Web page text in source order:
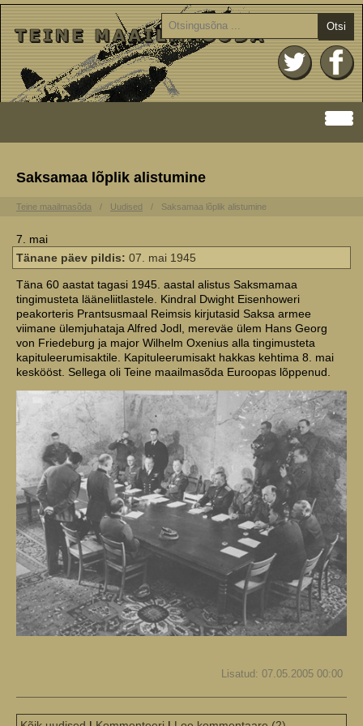
Otsi
Saksamaa lõplik alistumine
Teine maailmasõda Uudised Saksamaa lõplik alistumine
7. mai
Tänane päev pildis: 07. mai 1945
Täna 60 aastat tagasi 1945. aastal alistus Saksmamaa
tingimusteta lääneliitlastele. Kindral Dwight Eisenhoweri
peakorteris Prantsusmaal Reimsis kirjutasid Saksa armee
viimane ülemjuhataja Alfred Jodl, mereväe ülem Hans Georg
von Friedeburg ja major Wilhelm Oxenius alla tingimusteta
kapituleerumisaktile. Kapituleerumisakt hakkas kehtima 8. mai
keskööst. Sellega oli Teine maailmasõda Euroopas lõppenud.
Lisatud: 07.05.2005 00:00